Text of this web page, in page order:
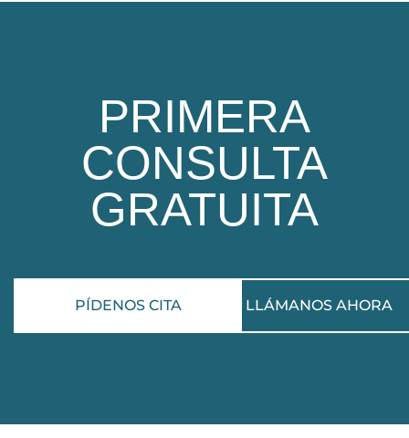
PRIMERA
CONSULTA
GRATUITA
PÍDENOS CITA LLÁMANOS AHORA